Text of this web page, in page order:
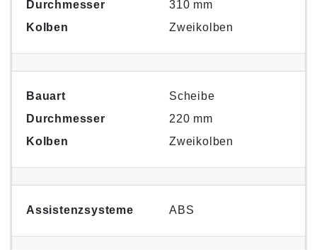
Durchmesser
310 mm
Kolben
Zweikolben
Bauart
Scheibe
Durchmesser
220 mm
Kolben
Zweikolben
Assistenzsysteme ABS